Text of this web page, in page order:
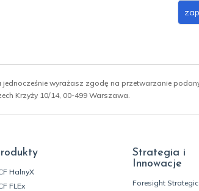
wyrażasz zgodę na przetwarzanie
Krzyży 10/14, 00-499 Warszawa.
HalnyX
FLEx
Strategia i
Innowacje
Foresight